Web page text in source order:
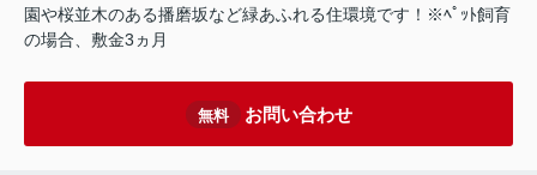
園や桜並木のある播磨坂など緑あふれる住環境です！※ﾍﾟｯﾄ飼育
の場合、敷金3ヵ月
無料 お問い合わせ